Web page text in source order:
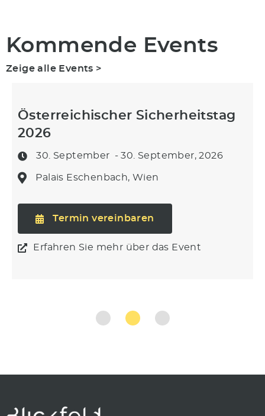
Kommende Events
Zeige alle Events >
Österreichischer Sicherheitstag
2026
30. September - 30. September, 2026
Palais Eschenbach, Wien
Termin vereinbaren
Erfahren Sie mehr über das Event